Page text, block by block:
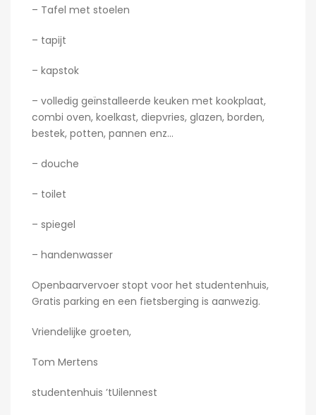
– Tafel met stoelen
– tapijt
– kapstok
– volledig geïnstalleerde keuken met kookplaat,
combi oven, koelkast, diepvries, glazen, borden,
bestek, potten, pannen enz…
– douche
– toilet
– spiegel
– handenwasser
Openbaarvervoer stopt voor het studentenhuis,
Gratis parking en een fietsberging is aanwezig.
Vriendelijke groeten,
Tom Mertens
studentenhuis ’tUilennest